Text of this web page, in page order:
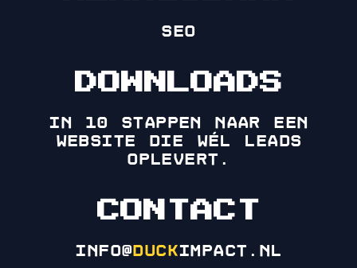
SEO
DOWNLOADS
in 10 stappen naar een
website die wél leads
oplevert.
CONTACT
info@duckimpact.nl